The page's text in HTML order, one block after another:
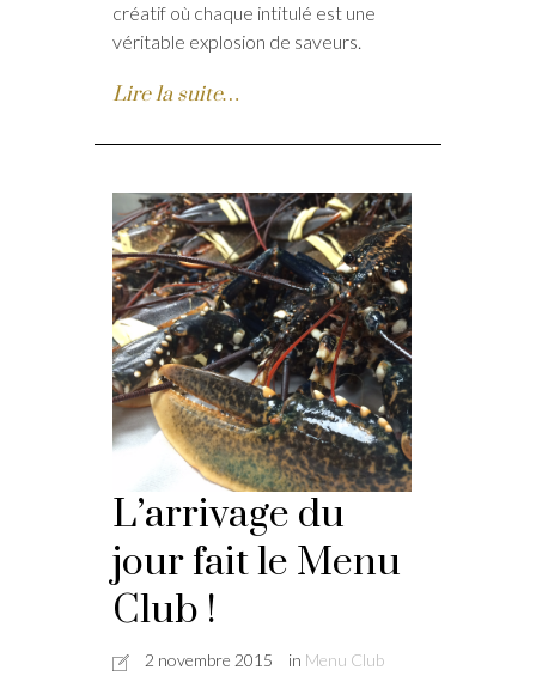
créatif où chaque intitulé est une
véritable explosion de saveurs.
Lire la suite…
L’arrivage du
jour fait le Menu
Club !
2 novembre 2015 in Menu Club